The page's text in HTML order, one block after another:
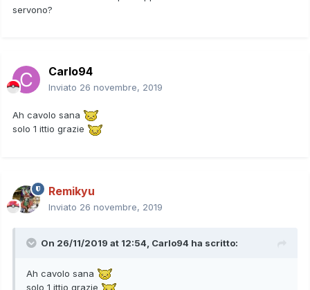
servono?
Carlo94
Inviato 26 novembre, 2019
Ah cavolo sana
solo 1 ittio grazie
Remikyu
Inviato 26 novembre, 2019
On 26/11/2019 at 12:54, Carlo94 ha scritto:
Ah cavolo sana
solo 1 ittio grazie